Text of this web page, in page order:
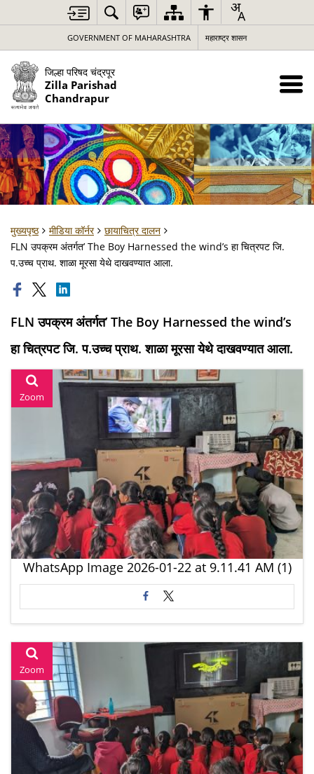
GOVERNMENT OF MAHARASHTRA महाराष्ट्र शासन
जिल्हा परिषद चंद्रपूर
Zilla Parishad
Chandrapur
मुख्यपृष्ठ मीडिया कॉर्नर
छायाचित्र दालन
FLN उपक्रम अंतर्गत’ The Boy Harnessed the wind’s हा चित्रपट जि.
प.उच्च प्राथ. शाळा मूरसा येथे दाखवण्यात आला.
FLN उपक्रम अंतर्गत’ The Boy Harnessed the wind’s
हा चित्रपट जि. प.उच्च प्राथ. शाळा मूरसा येथे दाखवण्यात आला.
Zoom
WhatsApp Image 2026-01-22 at 9.11.41 AM (1)
Zoom